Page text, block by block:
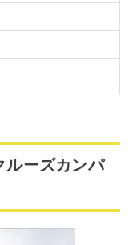
ルーズカンパ